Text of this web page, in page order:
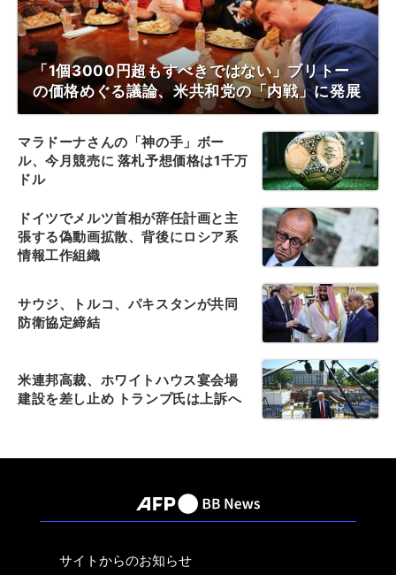
「1個3000円超もすべきではない」ブリトー
の価格めぐる議論、米共和党の「内戦」に発展
マラドーナさんの「神の手」ボー
ル、今月競売に 落札予想価格は1千万
ドル
ドイツでメルツ首相が辞任計画と主
張する偽動画拡散、背後にロシア系
情報工作組織
サウジ、トルコ、パキスタンが共同
防衛協定締結
米連邦高裁、ホワイトハウス宴会場
建設を差し止め トランプ氏は上訴へ
サイトからのお知らせ